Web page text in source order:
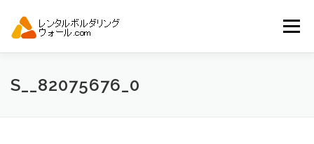
メニュー
トップ 自動見積り
S__82075676_0